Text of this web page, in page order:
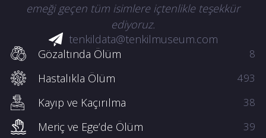
emeği geçen tüm isimlere içtenlikle teşekkür
ediyoruz.
tenkildata@tenkilmuseum.com
Gözaltında Ölüm
8
Hastalıkla Ölüm 493
Kayıp ve Kaçırılma 38
Meriç ve Ege’de Ölüm 39